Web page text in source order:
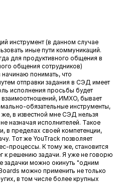
инструмент (в данном случае
иные пути коммуникаций.
для продуктивного общения в
общения сотрудников)
понимать, что
отправки задания в СЭД имеет
исполнения просьбы будет
ИМХО, бывает
обязательные инструменты,
же, в известной мне СЭД нельзя
назначая исполнителей. Такое
в пределах своей компетенции,
Тот же YouTrack позволяет
процессы. К тому же, становится
к решению задачи. Я уже не говорю
задачки можно окинуть "одним
можно применить не только
в том числе более крупных